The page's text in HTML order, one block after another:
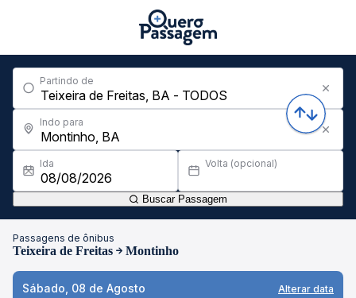
Partindo de
Indo para
Ida Volta (opcional)
Buscar Passagem
Passagens de ônibus
Teixeira de Freitas Montinho
Sábado, 08 de Agosto Alterar data